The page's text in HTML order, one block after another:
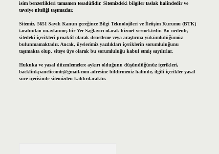
isim benzerlikleri tamamen tesadüfidir. Sitemizdeki bilgiler taslak halindedir ve
tavsiye niteliği taşımazlar.
Sitemiz, 5651 Sayılı Kanun gereğince Bilgi Teknolojileri ve İletişim Kurumu (BTK)
tarafından onaylanmış bir Yer Sağlayıcı olarak hizmet vermektedir. Bu nedenle,
sitedeki içerikleri proaktif olarak denetleme veya araştırma yükümlülüğümüz
bulunmamaktadır. Ancak, üyelerimiz yazdıkları içeriklerin sorumluluğunu
taşımakta olup, siteye üye olarak bu sorumluluğu kabul etmiş sayılırlar.
Hukuka ve yasal düzenlemelere aykırı olduğunu düşündüğünüz içerikleri,
backlinkpanelicomtr@gmail.comadresine bildirmeniz halinde, ilgili içerikler yasal
süre içerisinde sitemizden kaldırılacaktır.